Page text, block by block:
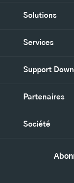
Solutions
Services
Support
Partenaires
Société